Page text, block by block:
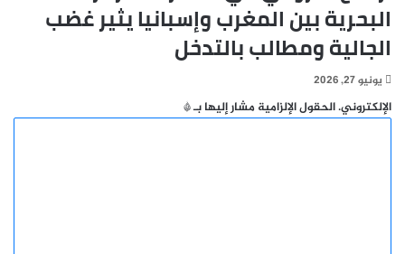
البحرية بين المغرب وإسبانيا يثير غضب
الجالية ومطالب بالتدخل
يونيو 27, 2026
الإلكتروني.الحقول الإلزامية مشار إليها بـ*